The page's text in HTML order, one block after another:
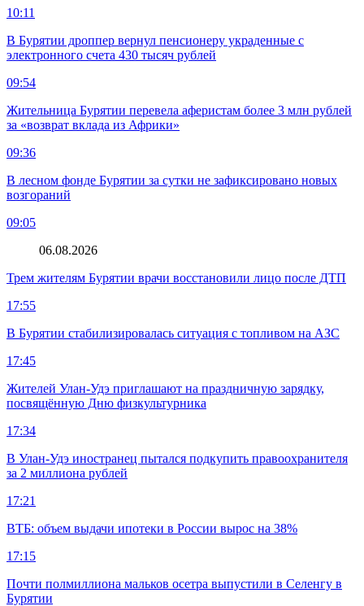
10:11
В Бурятии дроппер вернул пенсионеру украденные с
электронного счета 430 тысяч рублей
09:54
Жительница Бурятии перевела аферистам более 3 млн рублей
за «возврат вклада из Африки»
09:36
В лесном фонде Бурятии за сутки не зафиксировано новых
возгораний
09:05
06.08.2026
Трем жителям Бурятии врачи восстановили лицо после ДТП
17:55
В Бурятии стабилизировалась ситуация с топливом на АЗС
17:45
Жителей Улан-Удэ приглашают на праздничную зарядку,
посвящённую Дню физкультурника
17:34
В Улан-Удэ иностранец пытался подкупить правоохранителя
за 2 миллиона рублей
17:21
ВТБ: объем выдачи ипотеки в России вырос на 38%
17:15
Почти полмиллиона мальков осетра выпустили в Селенгу в
Бурятии